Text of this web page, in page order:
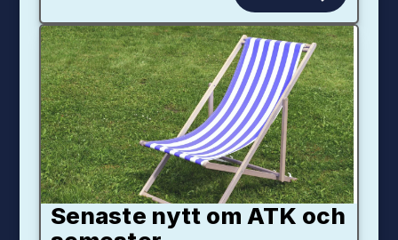
Senaste nytt om ATK och